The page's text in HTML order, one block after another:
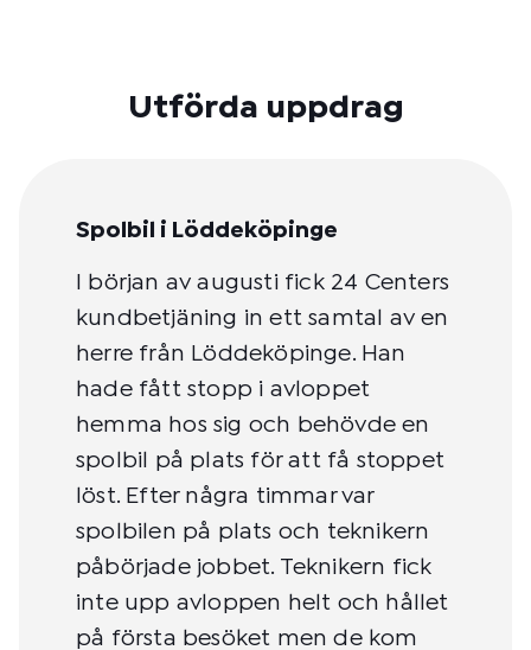
Utförda uppdrag
Spolbil i Löddeköpinge
I början av augusti fick 24 Centers
kundbetjäning in ett samtal av en
herre från Löddeköpinge. Han
hade fått stopp i avloppet
hemma hos sig och behövde en
spolbil på plats för att få stoppet
löst. Efter några timmar var
spolbilen på plats och teknikern
påbörjade jobbet. Teknikern fick
inte upp avloppen helt och hållet
på första besöket men de kom